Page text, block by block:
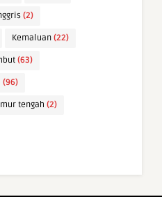
(2)
Kemaluan (22)
(63)
(96)
tengah (2)